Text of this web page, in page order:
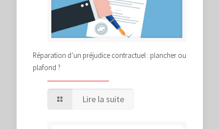
Réparation d’un préjudice contractuel : plancher ou
plafond ?
Lire la suite